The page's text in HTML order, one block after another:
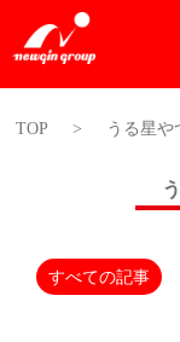
TOP > うる星や
すべての記事